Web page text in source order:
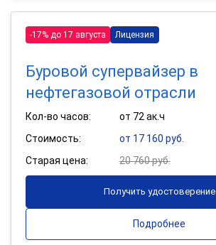
-17% до 17 августа Лицензия
Буровой супервайзер в
нефтегазовой отрасли
Кол-во часов:
от 72 ак.ч
Стоимость:
от 17 160 руб.
Старая цена:
20 760 руб.
Получить удостоверение
Подробнее